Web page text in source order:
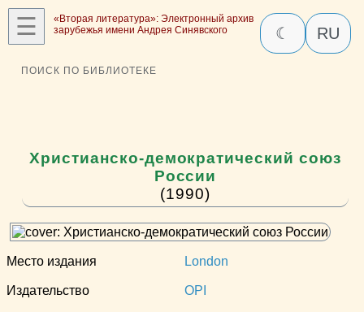
☰
«Вторая литература»: Электронный архив
зарубежья имени Андрея Синявского
☾ RU
ПОИСК ПО БИБЛИОТЕКЕ
Христианско-демократический союз
России
(1990)
Место издания London
Издательство OPI